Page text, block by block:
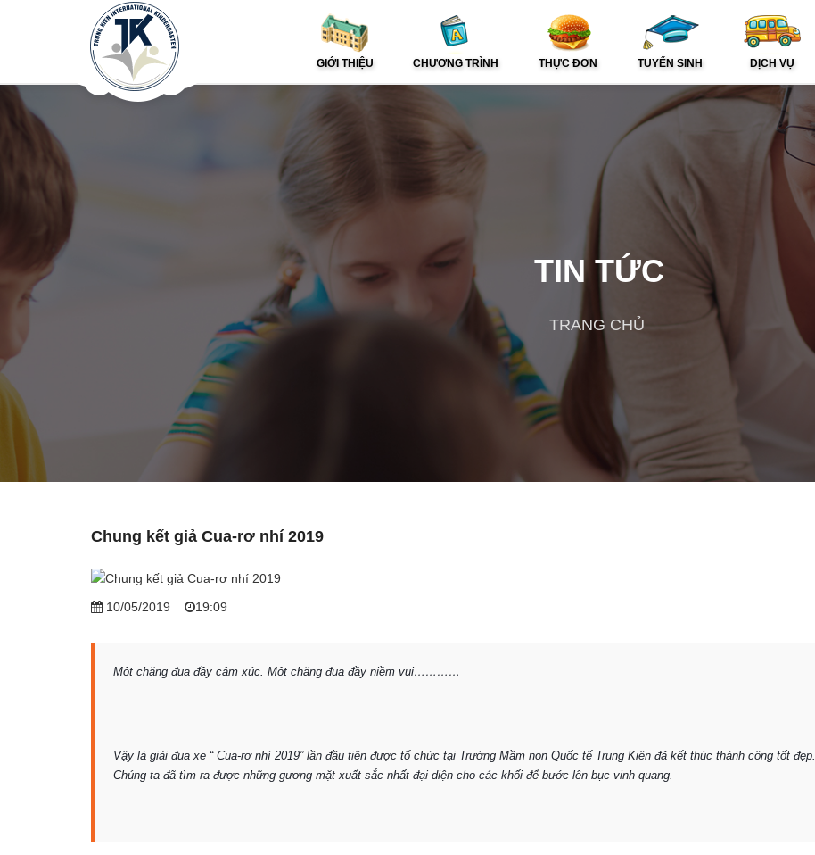
GIỚI THIỆU CHƯƠNG TRÌNH THỰC ĐƠN TUYỂN SINH DỊCH VỤ
TIN TỨC
TRANG CHỦ
Chung kết giả Cua-rơ nhí 2019
10/05/2019 19:09
Một chặng đua đầy cảm xúc. Một chặng đua đầy niềm vui…………
Vậy là giải đua xe “ Cua-rơ nhí 2019” lần đầu tiên được tổ chức tại Trường Mầm non Quốc tế Trung Kiên đã kết thúc thành công tốt đẹp.
Chúng ta đã tìm ra được những gương mặt xuất sắc nhất đại diện cho các khối để bước lên bục vinh quang.